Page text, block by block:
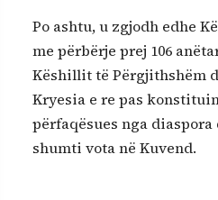
Po ashtu, u zgjodh edhe
me përbërje prej 106
Këshillit të Përgjithshëm
Kryesia e re pas
përfaqësues nga diaspora
shumti vota në Kuvend.